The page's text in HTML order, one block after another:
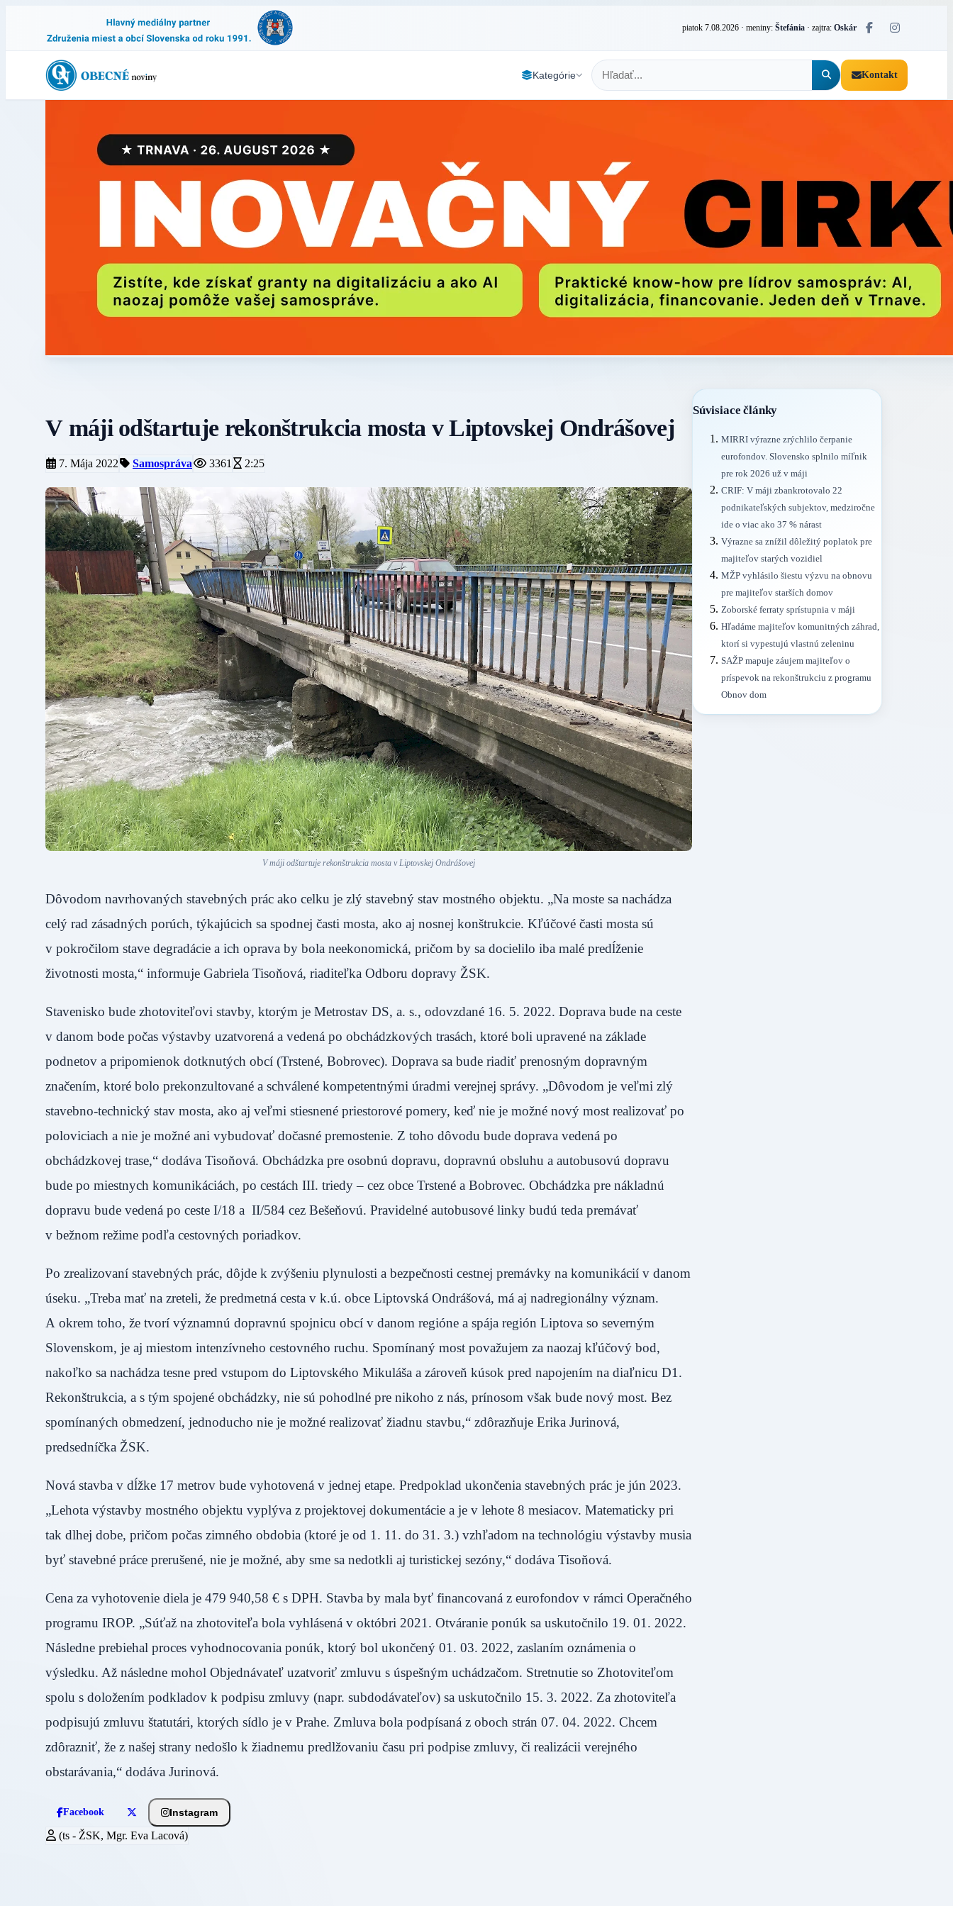
piatok 7.08.2026 · meniny: Štefánia · zajtra: Oskár
Kategórie Kontakt
V máji odštartuje rekonštrukcia mosta v Liptovskej Ondrášovej
7. Mája 2022 Samospráva 3361 2:25
V máji odštartuje rekonštrukcia mosta v Liptovskej Ondrášovej
Dôvodom navrhovaných stavebných prác ako celku je zlý stavebný stav mostného objektu. „Na moste sa nachádza
celý rad zásadných porúch, týkajúcich sa spodnej časti mosta, ako aj nosnej konštrukcie. Kľúčové časti mosta sú
v pokročilom stave degradácie a ich oprava by bola neekonomická, pričom by sa docielilo iba malé predĺženie
životnosti mosta,“ informuje Gabriela Tisoňová, riaditeľka Odboru dopravy ŽSK.
Stavenisko bude zhotoviteľovi stavby, ktorým je Metrostav DS, a. s., odovzdané 16. 5. 2022. Doprava bude na ceste
v danom bode počas výstavby uzatvorená a vedená po obchádzkových trasách, ktoré boli upravené na základe
podnetov a pripomienok dotknutých obcí (Trstené, Bobrovec). Doprava sa bude riadiť prenosným dopravným
značením, ktoré bolo prekonzultované a schválené kompetentnými úradmi verejnej správy. „Dôvodom je veľmi zlý
stavebno-technický stav mosta, ako aj veľmi stiesnené priestorové pomery, keď nie je možné nový most realizovať po
poloviciach a nie je možné ani vybudovať dočasné premostenie. Z toho dôvodu bude doprava vedená po
obchádzkovej trase,“ dodáva Tisoňová. Obchádzka pre osobnú dopravu, dopravnú obsluhu a autobusovú dopravu
bude po miestnych komunikáciách, po cestách III. triedy – cez obce Trstené a Bobrovec. Obchádzka pre nákladnú
dopravu bude vedená po ceste I/18 a II/584 cez Bešeňovú. Pravidelné autobusové linky budú teda premávať
v bežnom režime podľa cestovných poriadkov.
Po zrealizovaní stavebných prác, dôjde k zvýšeniu plynulosti a bezpečnosti cestnej premávky na komunikácií v danom
úseku. „Treba mať na zreteli, že predmetná cesta v k.ú. obce Liptovská Ondrášová, má aj nadregionálny význam.
A okrem toho, že tvorí významnú dopravnú spojnicu obcí v danom regióne a spája región Liptova so severným
Slovenskom, je aj miestom intenzívneho cestovného ruchu. Spomínaný most považujem za naozaj kľúčový bod,
nakoľko sa nachádza tesne pred vstupom do Liptovského Mikuláša a zároveň kúsok pred napojením na diaľnicu D1.
Rekonštrukcia, a s tým spojené obchádzky, nie sú pohodlné pre nikoho z nás, prínosom však bude nový most. Bez
spomínaných obmedzení, jednoducho nie je možné realizovať žiadnu stavbu,“ zdôrazňuje Erika Jurinová,
predsedníčka ŽSK.
Nová stavba v dĺžke 17 metrov bude vyhotovená v jednej etape. Predpoklad ukončenia stavebných prác je jún 2023.
„Lehota výstavby mostného objektu vyplýva z projektovej dokumentácie a je v lehote 8 mesiacov. Matematicky pri
tak dlhej dobe, pričom počas zimného obdobia (ktoré je od 1. 11. do 31. 3.) vzhľadom na technológiu výstavby musia
byť stavebné práce prerušené, nie je možné, aby sme sa nedotkli aj turistickej sezóny,“ dodáva Tisoňová.
Cena za vyhotovenie diela je 479 940,58 € s DPH. Stavba by mala byť financovaná z eurofondov v rámci Operačného
programu IROP. „Súťaž na zhotoviteľa bola vyhlásená v októbri 2021. Otváranie ponúk sa uskutočnilo 19. 01. 2022.
Následne prebiehal proces vyhodnocovania ponúk, ktorý bol ukončený 01. 03. 2022,​ zaslaním oznámenia o
výsledku. Až následne mohol Objednávateľ uzatvoriť zmluvu s úspešným uchádzačom. Stretnutie so Zhotoviteľom
spolu s doložením podkladov k podpisu zmluvy (napr. subdodávateľov) sa uskutočnilo 15. 3. 2022. Za zhotoviteľa
podpisujú zmluvu štatutári, ktorých sídlo je v Prahe. Zmluva bola podpísaná z oboch strán 07. 04. 2022. Chcem
zdôrazniť, že z našej strany nedošlo k žiadnemu predlžovaniu času pri podpise zmluvy, či realizácii verejného
obstarávania,“ dodáva Jurinová.
Facebook Instagram
(ts - ŽSK, Mgr. Eva Lacová)
Súvisiace články
MIRRI výrazne zrýchlilo čerpanie
eurofondov. Slovensko splnilo míľnik
pre rok 2026 už v máji
CRIF: V máji zbankrotovalo 22
podnikateľských subjektov, medziročne
ide o viac ako 37 % nárast
Výrazne sa znížil dôležitý poplatok pre
majiteľov starých vozidiel
MŽP vyhlásilo šiestu výzvu na obnovu
pre majiteľov starších domov
Zoborské ferraty sprístupnia v máji
Hľadáme majiteľov komunitných záhrad,
ktorí si vypestujú vlastnú zeleninu
SAŽP mapuje záujem majiteľov o
príspevok na rekonštrukciu z programu
Obnov dom